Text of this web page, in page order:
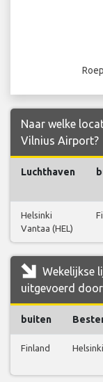
Naar welke
Vilnius Airport?
Luchthaven
Helsinki
Vantaa (HEL)
Wekelijkse
uitgevoerd
buiten
Finland Helsinki